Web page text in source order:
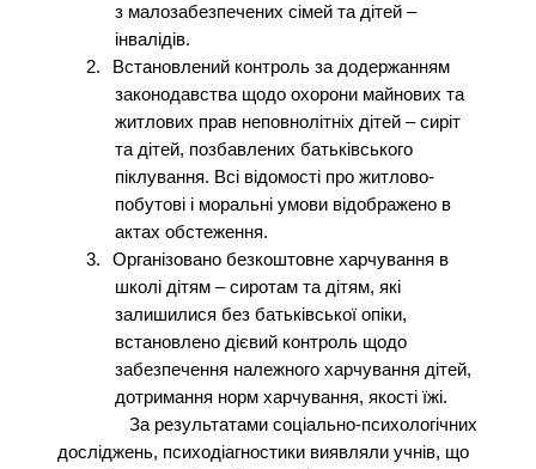
з малозабезпечених сімей та дітей –
інвалідів.
2.
Встановлений контроль за додержанням
законодавства щодо охорони майнових та
житлових прав неповнолітніх дітей – сиріт
та дітей, позбавлених батьківського
піклування. Всі відомості про житлово-
побутові і моральні умови відображено в
актах обстеження.
3.
Організовано безкоштовне харчування в
школі дітям – сиротам та дітям, які
залишилися без батьківської опіки,
встановлено дієвий контроль щодо
забезпечення належного харчування дітей,
дотримання норм харчування, якості їжі.
За результатами соціально-психологічних
досліджень, психодіагностики виявляли учнів, що